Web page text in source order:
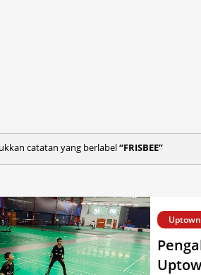
catatan yang berlabel FRISBEE